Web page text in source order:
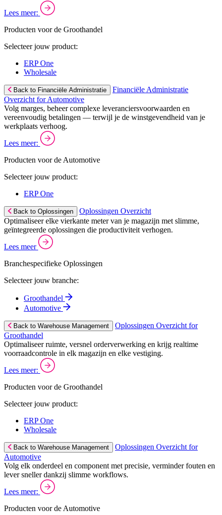
Lees meer:
Producten voor de Groothandel
Selecteer jouw product:
ERP One
Wholesale
Back to Financiële Administratie
Financiële Administratie
Overzicht for Automotive
Volg marges, beheer complexe leveranciersvoorwaarden en
vereenvoudig betalingen — terwijl je de winstgevendheid van je
werkplaats verhoog.
Lees meer:
Producten voor de Automotive
Selecteer jouw product:
ERP One
Back to Oplossingen
Oplossingen Overzicht
Optimaliseer elke vierkante meter van je magazijn met slimme,
geïntegreerde oplossingen die productiviteit verhogen.
Lees meer
Branchespecifieke Oplossingen
Selecteer jouw branche:
Groothandel
Automotive
Back to Warehouse Management
Oplossingen Overzicht for
Groothandel
Optimaliseer ruimte, versnel orderverwerking en krijg realtime
voorraadcontrole in elk magazijn en elke vestiging.
Lees meer:
Producten voor de Groothandel
Selecteer jouw product:
ERP One
Wholesale
Back to Warehouse Management
Oplossingen Overzicht for
Automotive
Volg elk onderdeel en component met precisie, verminder fouten en
lever sneller dankzij slimme workflows.
Lees meer:
Producten voor de Automotive